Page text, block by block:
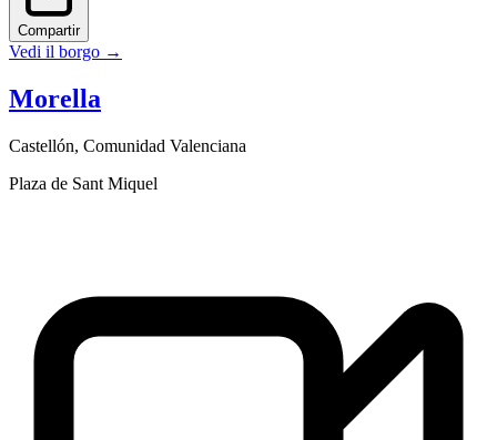
Compartir
Vedi il borgo →
Morella
Castellón, Comunidad Valenciana
Plaza de Sant Miquel